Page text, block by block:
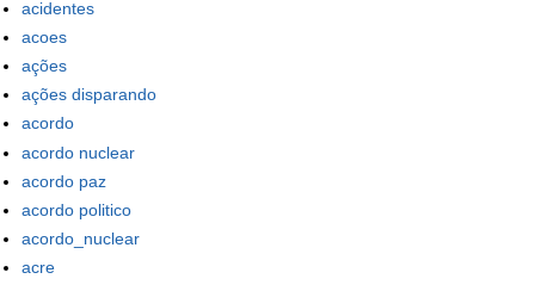
acidentes
acoes
ações
ações disparando
acordo
acordo nuclear
acordo paz
acordo politico
acordo_nuclear
acre